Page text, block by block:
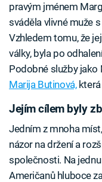
pravým jménem
sváděla vlivné muže
Vzhledem tomu, že
války, byla po
Podobné služby jako
Marija Butinová,která
Jejím cílem byly
Jedním z mnoha
názor na držení a
společnosti. Na
Američanů hluboce